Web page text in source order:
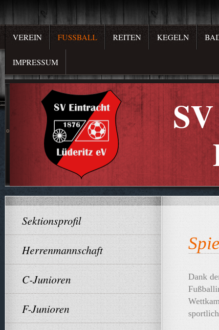
VEREIN FUSSBALL REITEN KEGELN
IMPRESSUM
Sektionsprofil
Herrenmannschaft
C-Junioren
F-Junioren
Dank